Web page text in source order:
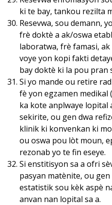
ki te bay, tankou rezilta
Resevwa, sou demann,
frè doktè a ak/oswa
laboratwa, frè famasi,
voye yon kopi fakti
bay doktè ki la pou pran
Si yo mande ou retire
fè yon egzamen medikal
ka kote anplwaye lopital
sekirite, ou gen dwa
klinik ki konvenkan ki
ou oswa pou lòt moun,
rezonab yo te fin eseye.
Si enstitisyon sa a ofri
pasyan matènite, ou
estatistik sou kèk aspè
anvan nan lopital sa a.